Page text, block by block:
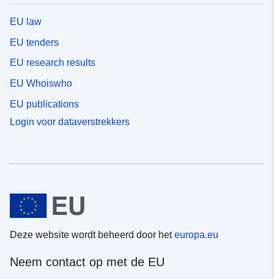
EU law
EU tenders
EU research results
EU Whoiswho
EU publications
Login voor dataverstrekkers
Deze website wordt beheerd door heteuropa.eu
Neem contact op met de EU